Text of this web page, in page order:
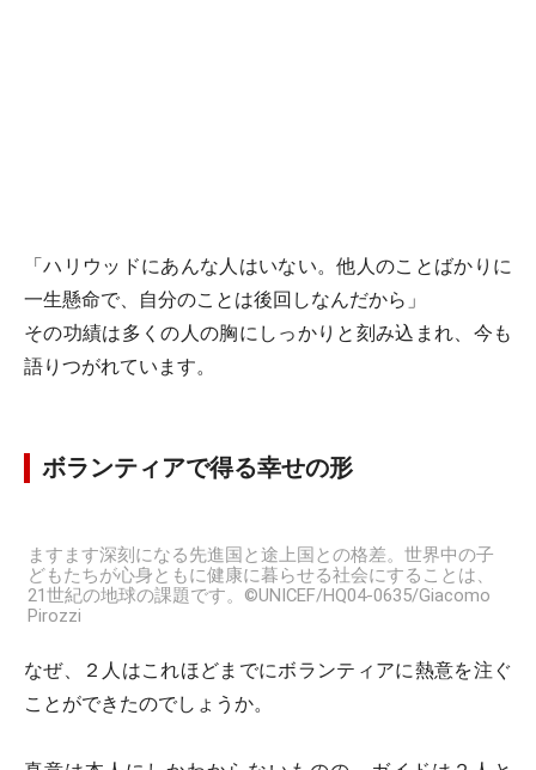
「ハリウッドにあんな人はいない。他人のことばかりに
一生懸命で、自分のことは後回しなんだから」
その功績は多くの人の胸にしっかりと刻み込まれ、今も
語りつがれています。
ボランティアで得る幸せの形
ますます深刻になる先進国と途上国との格差。世界中の子
どもたちが心身ともに健康に暮らせる社会にすることは、
21世紀の地球の課題です。©UNICEF/HQ04-0635/Giacomo
Pirozzi
なぜ、２人はこれほどまでにボランティアに熱意を注ぐ
ことができたのでしょうか。